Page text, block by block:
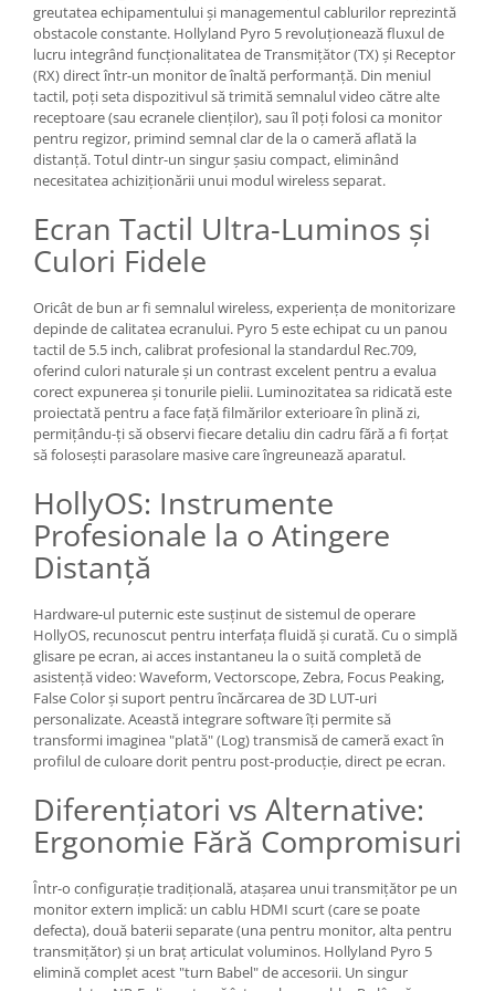
Adaptoare pentru convertoare sau
filtre
Alimentatoare 220V
Cabluri
Carcase de tip Cage, pentru
integrare in sisteme video
Huse de ploaie
Microfoane / Reportofoane
Nivela patina
Ocular
Transmitator de fisiere fara fir
Vizor
Accesorii diverse
Genti foto
Genti Holster TopLoader
Genti, Troller Video
Rucsacuri Foto
Only One Shoulder - SlingShot
Tocuri si huse protectie aparate
Hamuri si Centuri foto
Curele Aparat - Umar
Hand Strap / Grip
Troller
Accesorii genti si trollere
Solid-State Drive (SSD)
Video / Camere si accesorii
Camere video profesionale
greutatea echipamentului și managementul cablurilor reprezintă
obstacole constante. Hollyland Pyro 5 revoluționează fluxul de
lucru integrând funcționalitatea de Transmițător (TX) și Receptor
(RX) direct într-un monitor de înaltă performanță. Din meniul
tactil, poți seta dispozitivul să trimită semnalul video către alte
receptoare (sau ecranele clienților), sau îl poți folosi ca monitor
pentru regizor, primind semnal clar de la o cameră aflată la
distanță. Totul dintr-un singur șasiu compact, eliminând
necesitatea achiziționării unui modul wireless separat.
Ecran Tactil Ultra-Luminos și
Culori Fidele
Oricât de bun ar fi semnalul wireless, experiența de monitorizare
depinde de calitatea ecranului. Pyro 5 este echipat cu un panou
tactil de 5.5 inch, calibrat profesional la standardul Rec.709,
oferind culori naturale și un contrast excelent pentru a evalua
corect expunerea și tonurile pielii. Luminozitatea sa ridicată este
proiectată pentru a face față filmărilor exterioare în plină zi,
permițându-ți să observi fiecare detaliu din cadru fără a fi forțat
să folosești parasolare masive care îngreunează aparatul.
HollyOS: Instrumente
Profesionale la o Atingere
Distanță
Hardware-ul puternic este susținut de sistemul de operare
HollyOS, recunoscut pentru interfața fluidă și curată. Cu o simplă
glisare pe ecran, ai acces instantaneu la o suită completă de
asistență video: Waveform, Vectorscope, Zebra, Focus Peaking,
False Color și suport pentru încărcarea de 3D LUT-uri
personalizate. Această integrare software îți permite să
transformi imaginea "plată" (Log) transmisă de cameră exact în
profilul de culoare dorit pentru post-producție, direct pe ecran.
Diferențiatori vs Alternative:
Ergonomie Fără Compromisuri
Într-o configurație tradițională, atașarea unui transmițător pe un
monitor extern implică: un cablu HDMI scurt (care se poate
defecta), două baterii separate (una pentru monitor, alta pentru
transmițător) și un braț articulat voluminos. Hollyland Pyro 5
elimină complet acest "turn Babel" de accesorii. Un singur